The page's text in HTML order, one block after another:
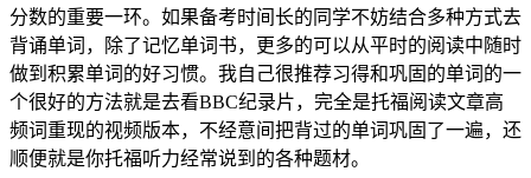
分数的重要一环。如果备考时间长的同学不妨结合多种方式去
背诵单词，除了记忆单词书，更多的可以从平时的阅读中随时
做到积累单词的好习惯。我自己很推荐习得和巩固的单词的一
个很好的方法就是去看BBC纪录片，完全是托福阅读文章高
频词重现的视频版本，不经意间把背过的单词巩固了一遍，还
顺便就是你托福听力经常说到的各种题材。